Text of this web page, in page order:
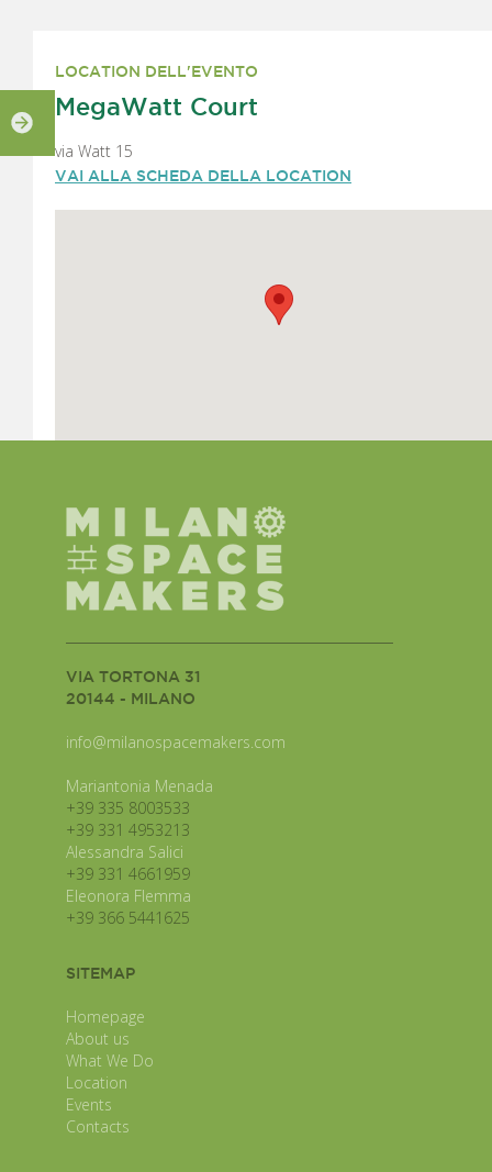
LOCATION DELL'EVENTO
MegaWatt Court
via Watt 15
VAI ALLA SCHEDA DELLA LOCATION
VIA TORTONA 31
20144 - MILANO
info@milanospacemakers.com
Mariantonia Menada
+39 335 8003533
+39 331 4953213
Alessandra Salici
+39 331 4661959
Eleonora Flemma
+39 366 5441625
SITEMAP
Homepage
About us
What We Do
Location
Events
Contacts